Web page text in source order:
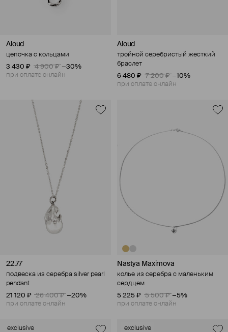
Aloud
цепочка с кольцами
3 430 ₽
4 900 ₽ −30%
при оплате онлайн
Aloud
тройной серебристый жесткий
браслет
6 480 ₽
7 200 ₽ −10%
при оплате онлайн
22.77
подвеска из серебра silver pearl
pendant
21 120 ₽
26 400 ₽ −20%
при оплате онлайн
Nastya Maximova
колье из серебра с маленьким
сердцем
5 225 ₽
5 500 ₽ −5%
при оплате онлайн
exclusive exclusive